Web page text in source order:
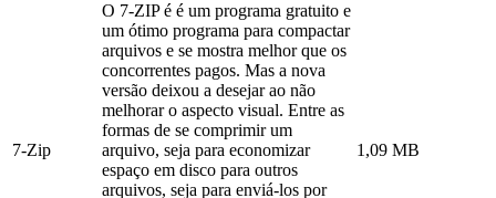
7-Zip
O 7-ZIP é é um programa gratuito e
um ótimo programa para compactar
arquivos e se mostra melhor que os
concorrentes pagos. Mas a nova
versão deixou a desejar ao não
melhorar o aspecto visual. Entre as
formas de se comprimir um
arquivo, seja para economizar
espaço em disco para outros
arquivos, seja para enviá-los por
1,09 MB